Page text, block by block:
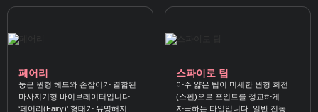
쾌감을 즐길 수 있어요.
함께 보면 고르기 쉬워요.
페어리
둥근 원형 헤드와 손잡이가 결합된
마사지기형 바이브레이터입니다.
‘페어리(Fairy)’ 형태가 유명해지며
스파이로 팁
아주 얇은 팁이 미세한 원형 회전
(스핀)으로 포인트를 정교하게
자극하는 타입입니다. 일반 진동과